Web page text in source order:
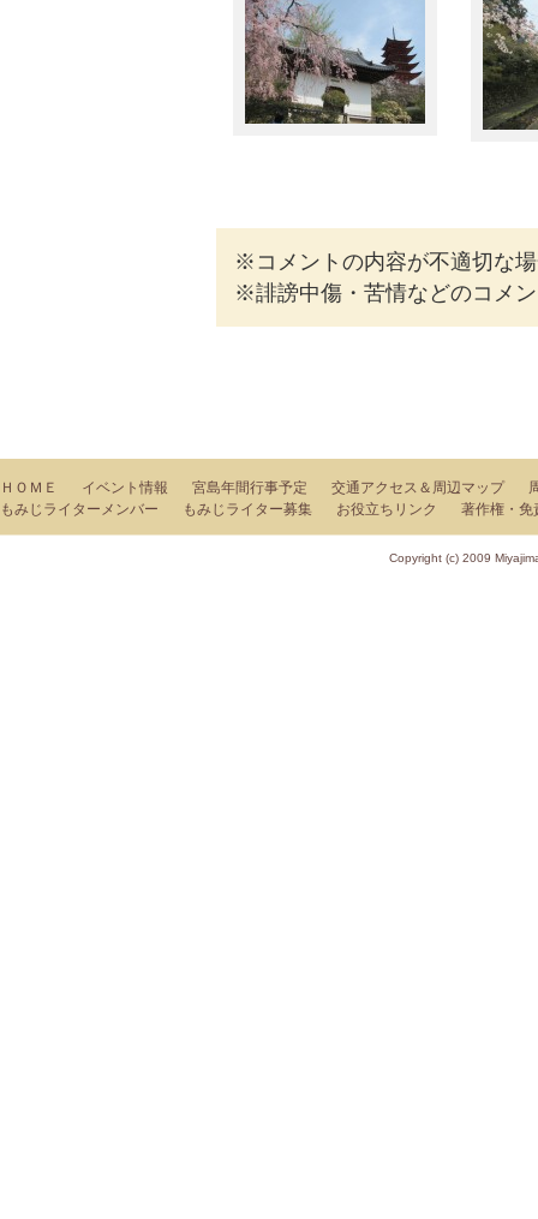
※コメントの内容が不適切な
※誹謗中傷・苦情などのコメ
ＨＯＭＥ イベント情報 宮島年間行事予定 交通アクセス＆周辺マップ
もみじライターメンバー
もみじライター募集 お役立ちリンク 著作権・免
Copyright (c) 2009